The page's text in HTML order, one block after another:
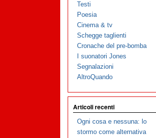
Testi
Poesia
Cinema & tv
Schegge taglienti
Cronache del pre-bomba
I suonatori Jones
Segnalazioni
AltroQuando
Articoli recenti
Ogni cosa e nessuna: lo
stormo come alternativa